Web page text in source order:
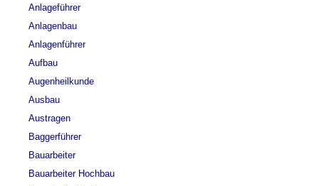
inserieren
Anlageführer
Anlagenbau
Anlagenführer
Aufbau
Augenheilkunde
Ausbau
Austragen
Baggerführer
Bauarbeiter
Bauarbeiter Hochbau